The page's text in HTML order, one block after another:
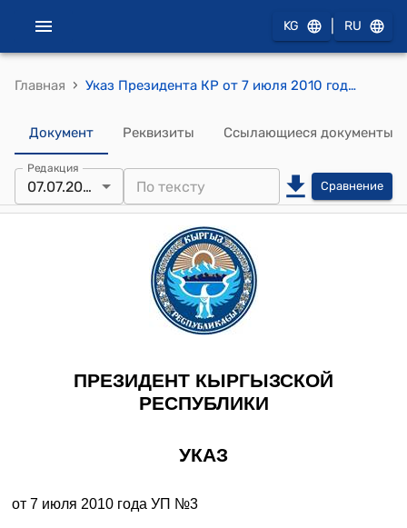
KG RU
Главная › Указ Президента КР от 7 июля 2010 года УП №3 "О Шер Болоте"
Документ Реквизиты Ссылающиеся документы
Редакция
07.07.2010 Сравнение